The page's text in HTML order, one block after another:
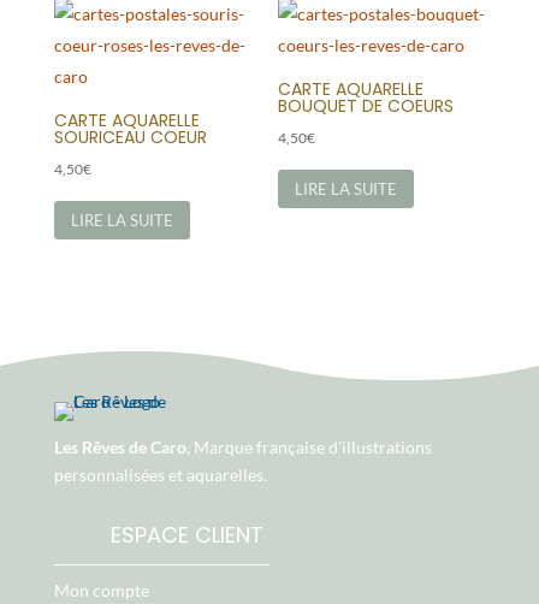
CARTE AQUARELLE
SOURICEAU COEUR
4,50€
LIRE LA SUITE
CARTE AQUARELLE
BOUQUET DE COEURS
4,50€
LIRE LA SUITE
Les Rêves de Caro, Marque française d'illustrations
personnalisées et aquarelles.
ESPACE CLIENT
Mon compte